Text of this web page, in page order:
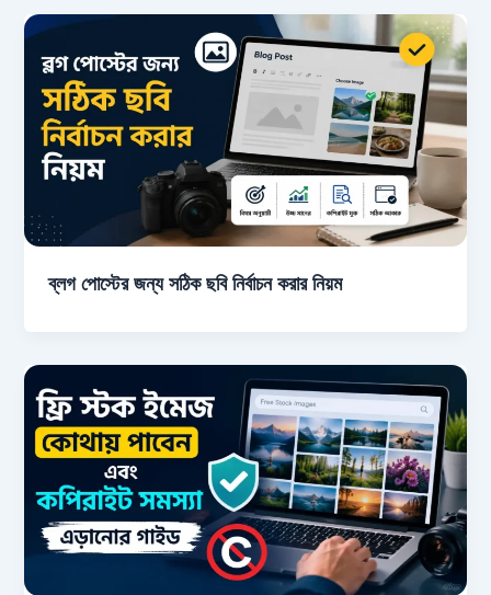
ব্লগ পোস্টের জন্য সঠিক ছবি নির্বাচন করার নিয়ম